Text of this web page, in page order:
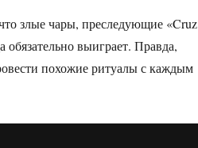
злые чары, преследующие «Cruz
выиграет. Правда,
похожие ритуалы с каждым